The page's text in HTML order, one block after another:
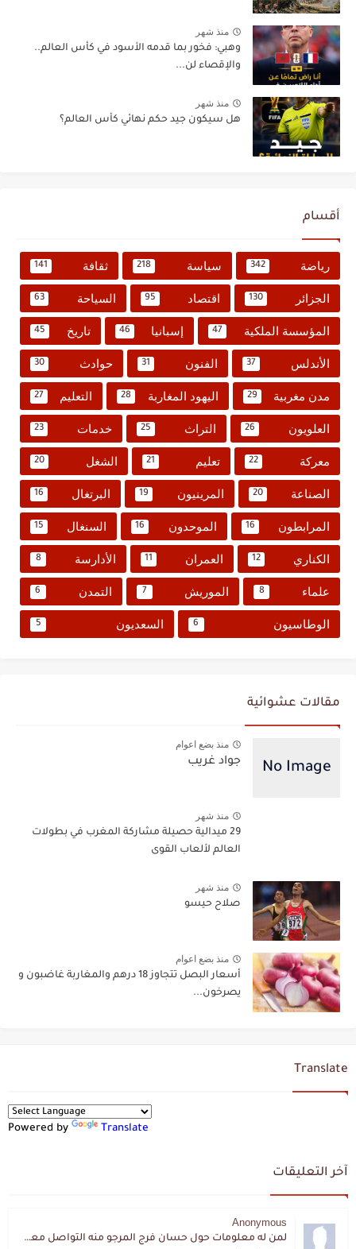
منذ شهر
وهبي: فخور بما قدمه الأسود في كأس العالم..
والإقصاء لن...
منذ شهر
هل سيكون جيد حكم نهائي كأس العالم؟
أقسام
رياضة 342 سياسة 218 ثقافة 141
الجزائر 130 اقتصاد 95 السياحة 63
المؤسسة الملكية 47 إسبانيا 46 تاريخ 45
الأندلس 37 الفنون 31 حوادث 30
مدن مغربية 29 اليهود المغاربة 28 التعليم 27
العلويون 26 التراث 25 خدمات 23
معركة 22 تعليم 21 الشغل 20
الصناعة 20 المرينيون 19 البرتغال 16
المرابطون 16 الموحدون 16 السنغال 15
الكناري 12 العمران 11 الأدارسة 8
علماء 8 الموريش 7 التمدن 6
الوطاسيون 6 السعديون 5
مقالات عشوائية
منذ بضع اعوام
جواد غريب
منذ شهر
29 ميدالية حصيلة مشاركة المغرب في بطولات
العالم لألعاب القوى
منذ شهر
صلاح حيسو
منذ بضع اعوام
أسعار البصل تتجاوز 18 درهم والمغاربة غاضبون و
يصرخون...
Translate
Powered by Translate
آخر التعليقات
Anonymous
لمن له معلومات حول حسان فرج المرجو منه التواصل معي لقد اختفى تماما و كانت لي به علاقة تواصل خاصة